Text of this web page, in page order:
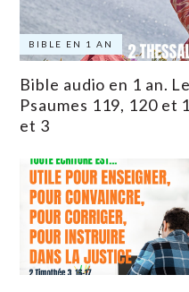
BIBLE EN 1 AN
Bible audio en 1 an.
Psaumes 119, 120 et
et 3